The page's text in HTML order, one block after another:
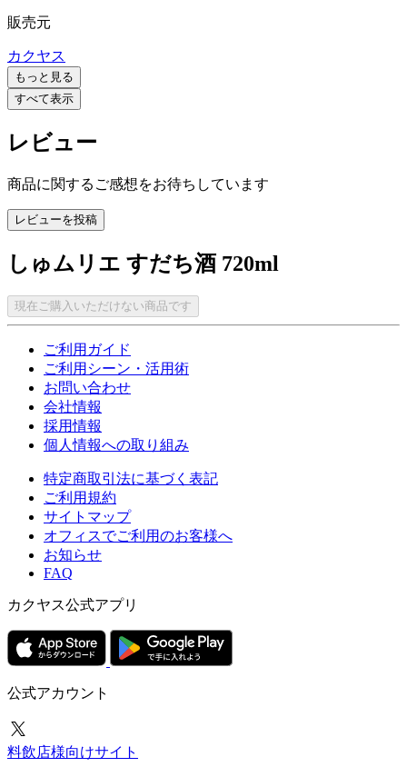
販売元
カクヤス
もっと見る
すべて表示
レビュー
商品に関するご感想をお待ちしています
レビューを投稿
しゅムリエ すだち酒 720ml
現在ご購入いただけない商品です
ご利用ガイド
ご利用シーン・活用術
お問い合わせ
会社情報
採用情報
個人情報への取り組み
特定商取引法に基づく表記
ご利用規約
サイトマップ
オフィスでご利用のお客様へ
お知らせ
FAQ
カクヤス公式アプリ
公式アカウント
料飲店様向けサイト